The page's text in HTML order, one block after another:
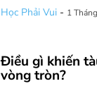
Học Phải Vui - 1
Điều gì khiến
vòng tròn?